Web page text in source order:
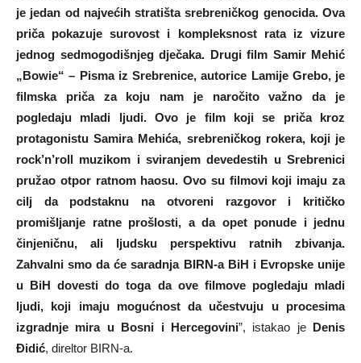
je jedan od najvećih stratišta srebreničkog genocida. Ova
priča pokazuje surovost i kompleksnost rata iz vizure
jednog sedmogodišnjeg dječaka. Drugi film Samir Mehić
„Bowie“ – Pisma iz Srebrenice, autorice Lamije Grebo, je
filmska priča za koju nam je naročito važno da je
pogledaju mladi ljudi. Ovo je film koji se priča kroz
protagonistu Samira Mehića, srebreničkog rokera, koji je
rock’n’roll muzikom i sviranjem devedestih u Srebrenici
pružao otpor ratnom haosu. Ovo su filmovi koji imaju za
cilj da podstaknu na otvoreni razgovor i kritičko
promišljanje ratne prošlosti, a da opet ponude i jednu
činjeničnu, ali ljudsku perspektivu ratnih zbivanja.
Zahvalni smo da će saradnja BIRN-a BiH i Evropske unije
u BiH dovesti do toga da ove filmove pogledaju mladi
ljudi, koji imaju mogućnost da učestvuju u procesima
izgradnje mira u Bosni i Hercegovini”, istakao je Denis
Đidić, direltor BIRN-a.